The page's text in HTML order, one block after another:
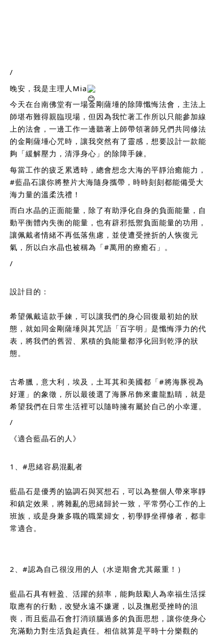
/
晚安，我是主理人Mia
今天在台南佛堂有一場金剛薩埵的除障懺悔法會，主法上
師堪布難得親臨現場，但因為我忙著工作所以只能參加線
上的法會，一邊工作一邊聽著上師帶領著師兄們共同修法
的金剛薩埵心咒時，讓我突然有了靈感，想要設計一款能
夠「緩解壓力，清淨身心」的除障手鍊。
每當工作的疲乏累透時，總會想念大海的平靜治癒能力，
#藍晶石讓你將整片大海隨身攜帶 ，時時刻刻都能備受大
海力量的溫柔洗禮！
而白水晶的正面能量，除了有助淨化自身的負面能量，自
動平衡體內失衡的能量，也有辟邪抵禦負面能量的功用，
讓佩戴者情緒不再低落焦慮，並使遭受挫折的人恢復元
氣，所以白水晶也被稱為「#萬用的療癒石 」。
/
設計目的：
希望佩戴這款手鍊，可以讓我們的身心回復最初始的狀
態，就如同金剛薩埵與其咒語「百字明」是懺悔淨力的代
表，將我們的舊習、累積的負能量都淨化回到乾淨的狀
態。
古希臘，意大利，埃及，土耳其和美國都「#將海豚視為
好運 」的象徵，所以最後選了海豚吊飾來畫龍點睛，就是
希望我們在日常生活裡可以隨時擁有屬於自己的小幸運。
/
《適合藍晶石的人》
1、 #思緒容易混亂者
藍晶石是優秀的協調石與冥想石，可以為整個人帶來寧靜
和鎮定效果，將雜亂的思緒歸於一致，平常勞心工作的上
班族，或是身兼多職的職業婦女，初學靜坐禪修者，都非
常適合。
2、 #認為自己很沒用的人 （水逆期會尤其嚴重！）
藍晶石具有輕盈、活躍的頻率，能夠鼓勵人為幸福生活採
取應有的行動，改變永遠不嫌遲，以及撫慰受挫時的沮
喪，而且藍晶石會打消頭腦過多的負面思想，讓你使身心
充滿動力對生活負起責任。相信就算是平時十分樂觀的